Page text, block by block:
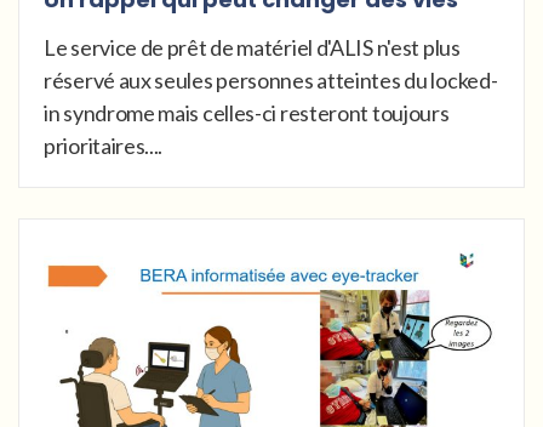
Le service de prêt de matériel d'ALIS n'est plus
réservé aux seules personnes atteintes du locked-
in syndrome mais celles-ci resteront toujours
prioritaires....